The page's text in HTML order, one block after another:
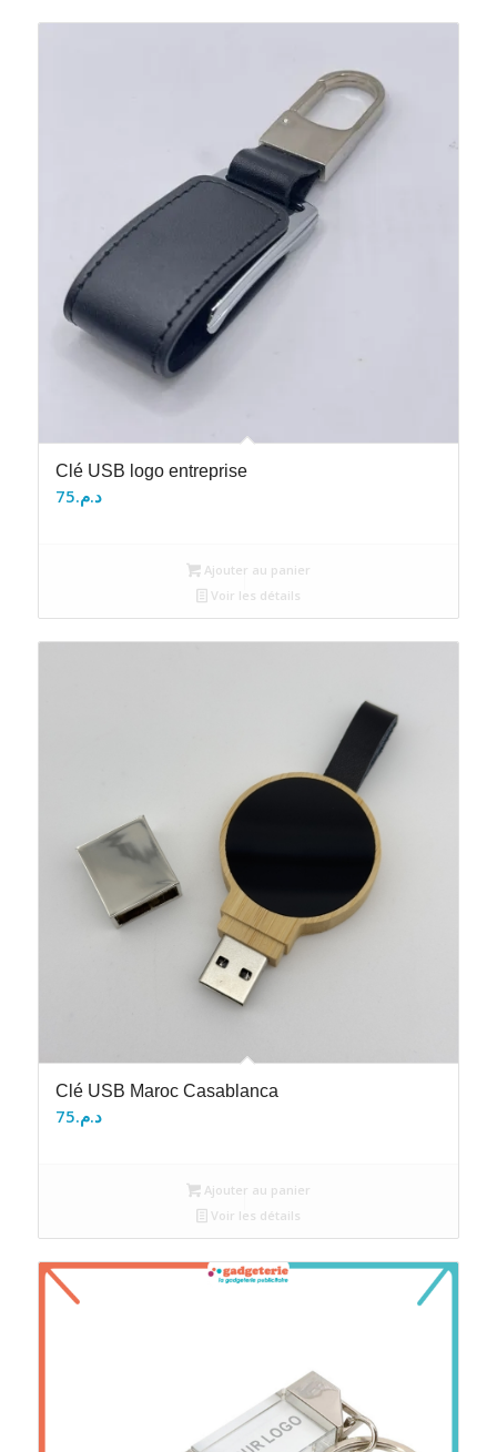
Clé USB logo entreprise
د.م.75
Ajouter au panier
Voir les détails
Clé USB Maroc Casablanca
د.م.75
Ajouter au panier
Voir les détails